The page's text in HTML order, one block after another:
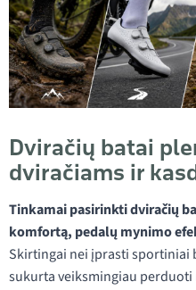
Dviračių batai
dviračiams ir
Tinkamai pasirinkti dviračių
komfortą, pedalų mynimo
Skirtingai nei įprasti sportiniai
sukurta veiksmingiau perduoti